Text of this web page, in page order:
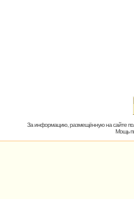
За информацию, размещённую на сайте
Мощь